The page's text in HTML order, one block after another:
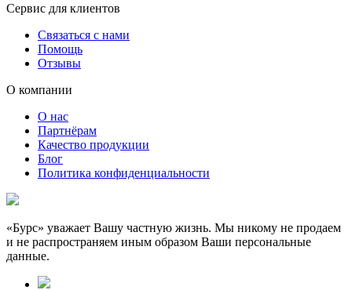
Сервис для клиентов
Связаться с нами
Помощь
Отзывы
О компании
О нас
Партнёрам
Качество продукции
Блог
Политика конфиденциальности
«Бурс» уважает Вашу частную жизнь. Мы никому не продаем
и не распространяем иным образом Ваши персональные
данные.